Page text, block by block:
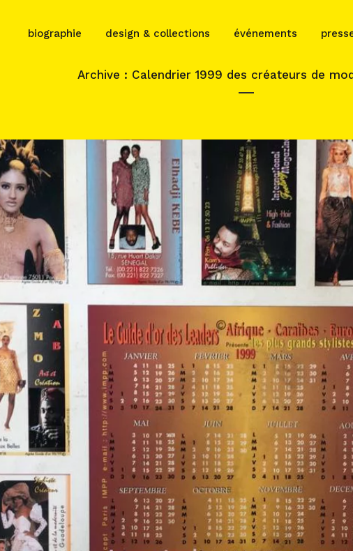
biographie design & collections événements
Archive : Calendrier 1999 des créateurs de